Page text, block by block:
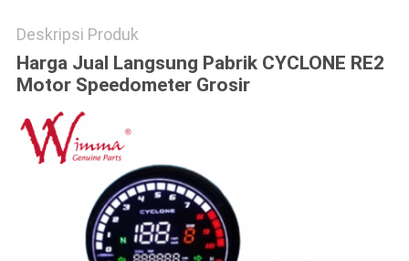
Deskripsi Produk
Harga Jual Langsung Pabrik CYCLONE RE2
Motor Speedometer Grosir